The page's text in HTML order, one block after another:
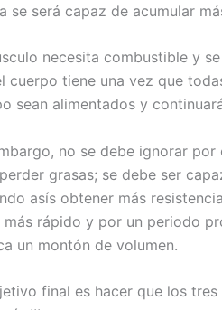
se será capaz de acumular
necesita combustible y
cuerpo tiene una vez que
sean alimentados y
no se debe ignorar
grasas; se debe ser
asís obtener más
más rápido y por un periodo
un montón de volumen.
final es hacer que los